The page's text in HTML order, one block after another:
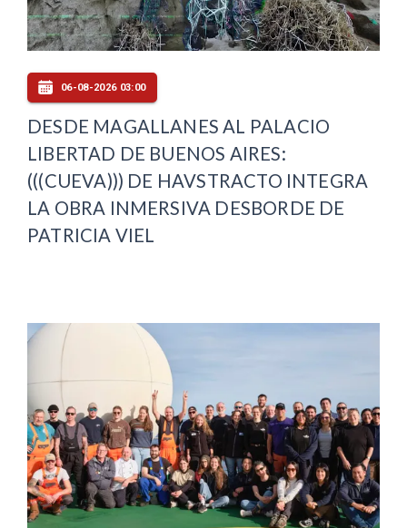
06-08-2026 03:00
DESDE MAGALLANES AL PALACIO
LIBERTAD DE BUENOS AIRES:
(((CUEVA))) DE HAVSTRACTO INTEGRA
LA OBRA INMERSIVA DESBORDE DE
PATRICIA VIEL